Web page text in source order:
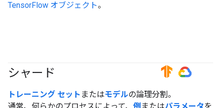
TensorFlow オブジェクト。
シャード #TensorFlow #GoogleCloud
トレーニング セット またはモデルの論理分割。